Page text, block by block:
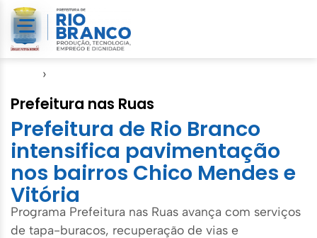
›
Prefeitura nas Ruas
Prefeitura de Rio Branco
intensifica pavimentação
nos bairros Chico Mendes e
Vitória
Programa Prefeitura nas Ruas avança com serviços
de tapa-buracos, recuperação de vias e